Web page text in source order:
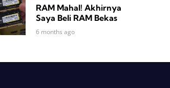
RAM Mahal! Akhirnya
Saya Beli RAM Bekas
6 months ago